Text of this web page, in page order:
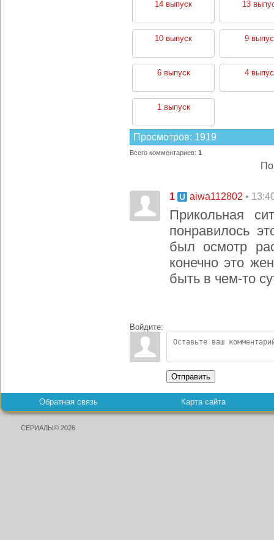
14 выпуск 13
10 выпуск 9
6 выпуск 4
1 выпуск
Просмотров: 1919
Всего комментариев: 1
1 aiwa112802 •
Прикольная
понравилось
был осмотр
конечно это
быть в чем-то
Войдите:
Отправить
Обратная связь Карта сайта
СЕРИАЛЫ© 2026